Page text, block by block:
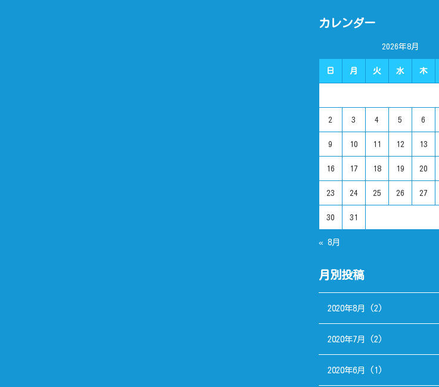
カレンダー
2026年8月
日 月 火 水 木
2 3 4 5 6
9 10 11 12 13
16 17 18 19 20
23 24 25 26 27
30 31
« 8月
月別投稿
2020年8月 (2)
2020年7月 (2)
2020年6月 (1)